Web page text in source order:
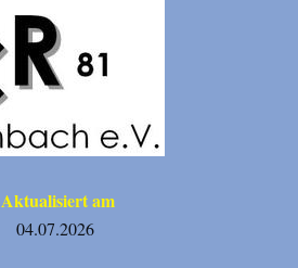
Aktualisiert am
04.07.2026